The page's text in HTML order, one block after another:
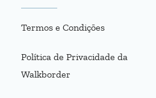
Termos e Condições
Política de Privacidade da
Walkborder